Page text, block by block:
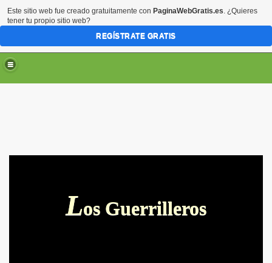
Los Guerrilleros
Este sitio web fue creado gratuitamente con PaginaWebGratis.es. ¿Quieres
tener tu propio sitio web?
REGÍSTRATE GRATIS